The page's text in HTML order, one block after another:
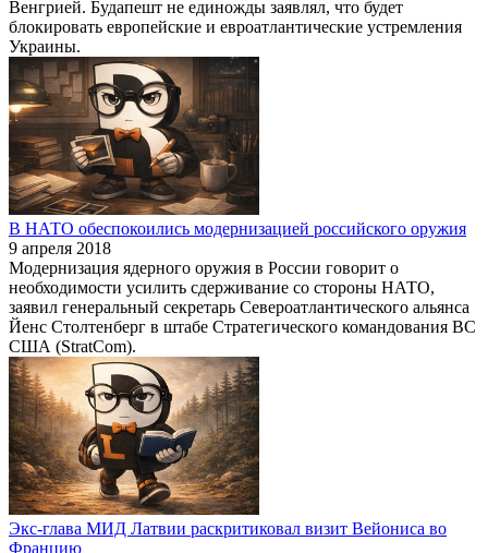
Венгрией. Будапешт не единожды заявлял, что будет
блокировать европейские и евроатлантические устремления
Украины.
В НАТО обеспокоились модернизацией российского оружия
9 апреля 2018
Модернизация ядерного оружия в России говорит о
необходимости усилить сдерживание со стороны НАТО,
заявил генеральный секретарь Североатлантического альянса
Йенс Столтенберг в штабе Стратегического командования ВС
США (StratCom).
Экс-глава МИД Латвии раскритиковал визит Вейониса во
Францию